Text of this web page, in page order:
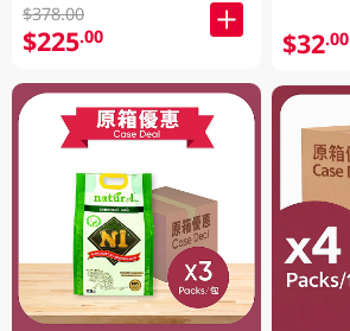
$378.00
$225.00 $32.00